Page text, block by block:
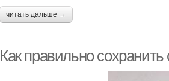
Лобио из стручковой
фасоли
Салат из спаржевой
читать дальше →
Как правильно